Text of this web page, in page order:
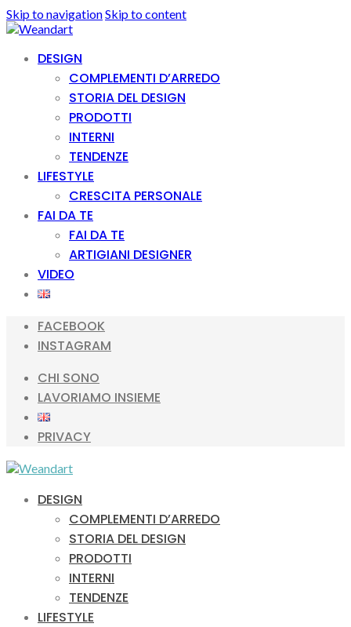
Skip to navigationSkip to content
DESIGN
COMPLEMENTI D’ARREDO
STORIA DEL DESIGN
PRODOTTI
INTERNI
TENDENZE
LIFESTYLE
CRESCITA PERSONALE
FAI DA TE
FAI DA TE
ARTIGIANI DESIGNER
VIDEO
FACEBOOK
INSTAGRAM
CHI SONO
LAVORIAMO INSIEME
PRIVACY
DESIGN
COMPLEMENTI D’ARREDO
STORIA DEL DESIGN
PRODOTTI
INTERNI
TENDENZE
LIFESTYLE